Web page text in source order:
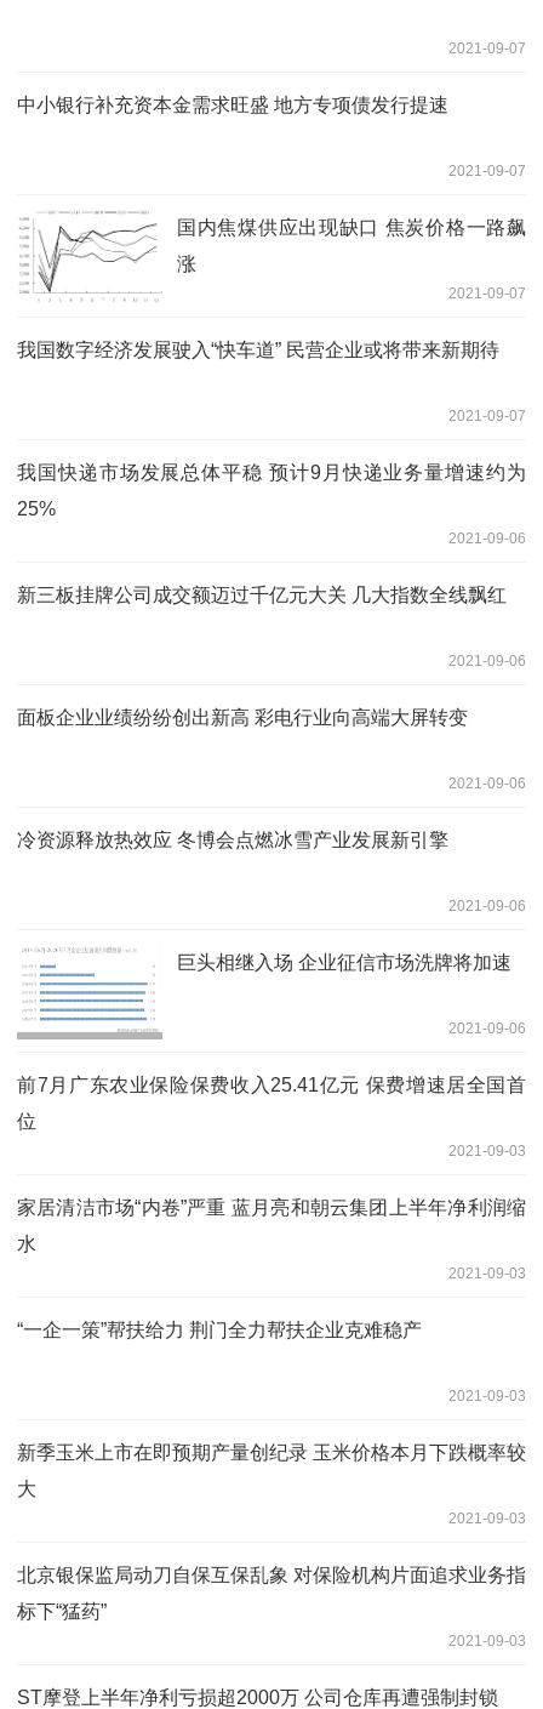
2021-09-07
中小银行补充资本金需求旺盛 地方专项债发行提速
2021-09-07
国内焦煤供应出现缺口 焦炭价格一路飙
涨
2021-09-07
我国数字经济发展驶入“快车道” 民营企业或将带来新期待
2021-09-07
我国快递市场发展总体平稳 预计9月快递业务量增速约为
25% ​
2021-09-06
新三板挂牌公司成交额迈过千亿元大关 几大指数全线飘红
2021-09-06
面板企业业绩纷纷创出新高 彩电行业向高端大屏转变
2021-09-06
冷资源释放热效应 冬博会点燃冰雪产业发展新引擎
2021-09-06
巨头相继入场 企业征信市场洗牌将加速
2021-09-06
前7月广东农业保险保费收入25.41亿元 保费增速居全国首
位
2021-09-03
家居清洁市场“内卷”严重 蓝月亮和朝云集团上半年净利润缩
水
2021-09-03
“一企一策”帮扶给力 荆门全力帮扶企业克难稳产
2021-09-03
新季玉米上市在即预期产量创纪录 玉米价格本月下跌概率较
大
2021-09-03
北京银保监局动刀自保互保乱象 对保险机构片面追求业务指
标下“猛药”
2021-09-03
ST摩登上半年净利亏损超2000万 公司仓库再遭强制封锁